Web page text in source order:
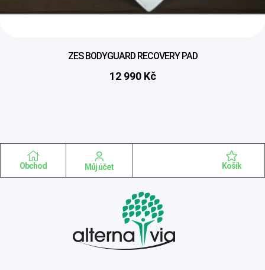
ZES BODYGUARD RECOVERY PAD
12 990 Kč
Obchod Můj účet Košík